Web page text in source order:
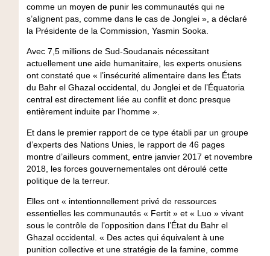
comme un moyen de punir les communautés qui ne
s’alignent pas, comme dans le cas de Jonglei », a déclaré
la Présidente de la Commission, Yasmin Sooka.
Avec 7,5 millions de Sud-Soudanais nécessitant
actuellement une aide humanitaire, les experts onusiens
ont constaté que « l’insécurité alimentaire dans les États
du Bahr el Ghazal occidental, du Jonglei et de l’Équatoria
central est directement liée au conflit et donc presque
entièrement induite par l’homme ».
Et dans le premier rapport de ce type établi par un groupe
d’experts des Nations Unies, le rapport de 46 pages
montre d’ailleurs comment, entre janvier 2017 et novembre
2018, les forces gouvernementales ont déroulé cette
politique de la terreur.
Elles ont « intentionnellement privé de ressources
essentielles les communautés « Fertit » et « Luo » vivant
sous le contrôle de l’opposition dans l’État du Bahr el
Ghazal occidental. « Des actes qui équivalent à une
punition collective et une stratégie de la famine, comme